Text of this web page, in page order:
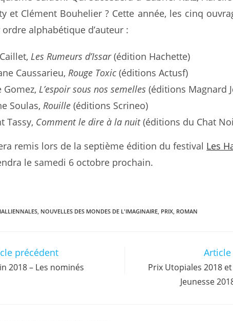
et Clément Bouhelier ? Cette année, les cinq
alphabétique d’auteur :
Les Rumeurs d’Issar(édition Hachette)
Caussarieu,Rouge Toxic(éditions Actusf)
Gomez,L’espoir sous nos semelles (éditions Magnard
Soulas,Rouille (éditions Scrineo)
Tassy, Comment le dire à la nuit(éditions du Chat
remis lors de la septième édition du festival Les
le samedi 6 octobre prochain.
, NOUVELLES DES MONDES DE L'IMAGINAIRE, PRIX, ROMAN
précédent
2018 – Les nominés
Prix Utopiales 2018
Jeunesse